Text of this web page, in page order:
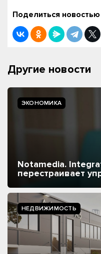
Поделиться новостью
Другие новости
ЭКОНОМИКА
Notamedia.
перестраивает
НЕДВИЖИМОСТЬ